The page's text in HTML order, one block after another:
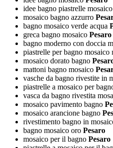
idee bagno piastrelle mosaico
mosaico bagno azzurro
bagno mosaico verde acqua
greca bagno mosaico Pesaro
bagno moderno con doccia
piastrelle per bagno mosaico
mosaico dorato bagno
mattoni bagno mosaico
vasche da bagno rivestite in
piastrelle a mosaico per
vasca da bagno rivestita
mosaico pavimento bagno
mosaico arancione bagno
rivestimento bagno in
bagno mosaico oro Pesaro
mosaico per il bagno Pesaro